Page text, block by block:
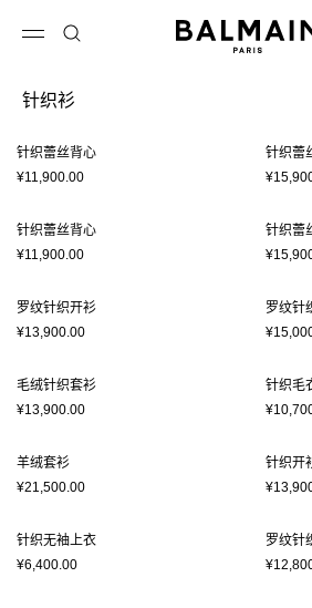
针织衫
针织蕾丝背心
¥11,900.00
针织蕾
针织蕾丝背心
¥11,900.00
针织蕾
罗纹针织开衫
¥13,900.00
罗纹针
毛绒针织套衫
¥13,900.00
针织毛
羊绒套衫
¥21,500.00
针织开
针织无袖上衣
¥6,400.00
罗纹针